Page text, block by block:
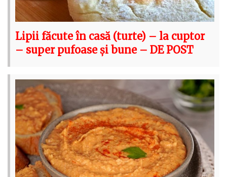
Lipii făcute în casă (turte) – la cuptor
– super pufoase și bune – DE POST